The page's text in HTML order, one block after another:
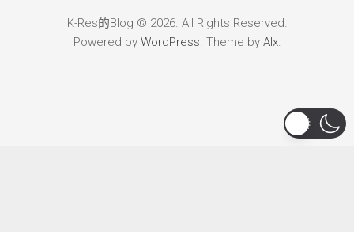
K-Res的Blog © 2026. All Rights Reserved.
Powered by WordPress. Theme by Alx.